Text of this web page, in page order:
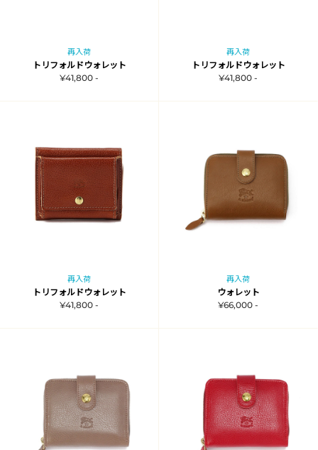
再入荷
トリフォルドウォレット
¥41,800 -
再入荷
トリフォルドウォレット
¥41,800 -
再入荷
トリフォルドウォレット
¥41,800 -
再入荷
ウォレット
¥66,000 -